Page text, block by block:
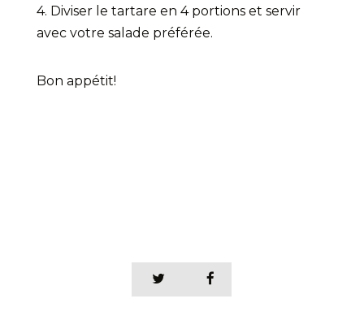
4. Diviser le tartare en 4 portions et servir
avec votre salade préférée.
Bon appétit!